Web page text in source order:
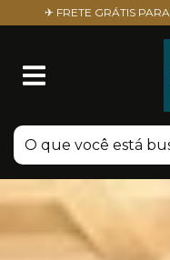
✈ FRETE GRÁTIS